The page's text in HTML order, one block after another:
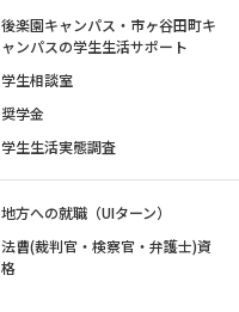
後楽園キャンパス・市ヶ谷田町キ
ャンパスの学生生活サポート
学生相談室
奨学金
学生生活実態調査
地方への就職（UIターン）
法曹(裁判官・検察官・弁護士)資
格